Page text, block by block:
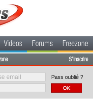
Videos Forums Freezone
S'inscrire
Pass oublié ?